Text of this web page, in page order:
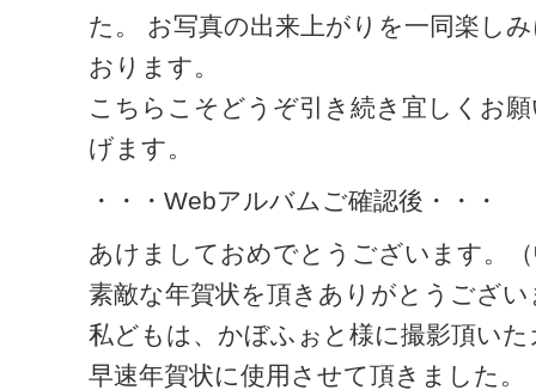
た。 お写真の出来上がりを一同楽し
おります。
こちらこそどうぞ引き続き宜しくお
げます。
・・・Webアルバムご確認後・・・
あけましておめでとうございます。
素敵な年賀状を頂きありがとうござい
私どもは、かぼふぉと様に撮影頂い
早速年賀状に使用させて頂きました。